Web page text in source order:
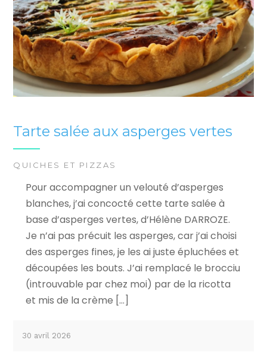
Tarte salée aux asperges vertes
QUICHES ET PIZZAS
Pour accompagner un velouté d’asperges
blanches, j’ai concocté cette tarte salée à
base d’asperges vertes, d’Hélène DARROZE.
Je n’ai pas précuit les asperges, car j’ai choisi
des asperges fines, je les ai juste épluchées et
découpées les bouts. J’ai remplacé le brocciu
(introuvable par chez moi) par de la ricotta
et mis de la crème […]
30 avril 2026